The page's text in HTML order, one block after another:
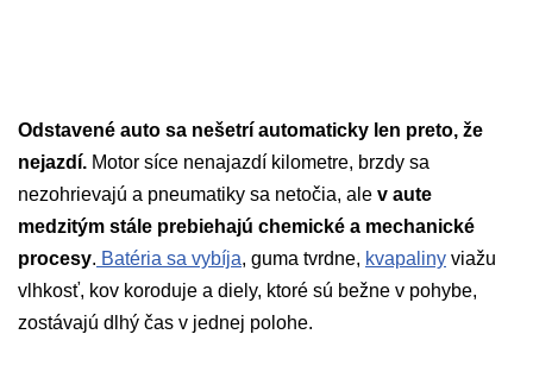
Odstavené auto sa nešetrí automaticky len preto, že
nejazdí. Motor síce nenajazdí kilometre, brzdy sa
nezohrievajú a pneumatiky sa netočia, ale v aute
medzitým stále prebiehajú chemické a mechanické
procesy. Batéria sa vybíja, guma tvrdne, kvapaliny viažu
vlhkosť, kov koroduje a diely, ktoré sú bežne v pohybe,
zostávajú dlhý čas v jednej polohe.